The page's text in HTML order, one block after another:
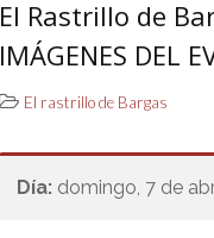
El Rastrillo de
IMÁGENES DEL
El rastrillo de Bargas
Día: domingo, 7 de